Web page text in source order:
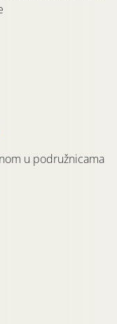
u podružnicama